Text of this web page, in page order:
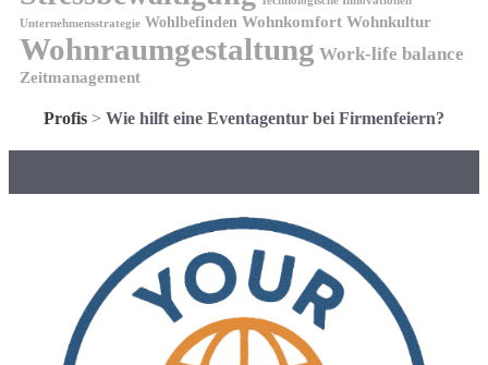
Unternehmensstrategie Wohlbefinden Wohnkomfort Wohnkultur
Wohnraumgestaltung Work-life balance
Zeitmanagement
Profis > Wie hilft eine Eventagentur bei Firmenfeiern?